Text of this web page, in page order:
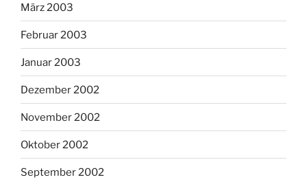
März 2003
Februar 2003
Januar 2003
Dezember 2002
November 2002
Oktober 2002
September 2002